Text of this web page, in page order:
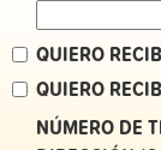
QUIERO
QUIERO
NÚMERO DE